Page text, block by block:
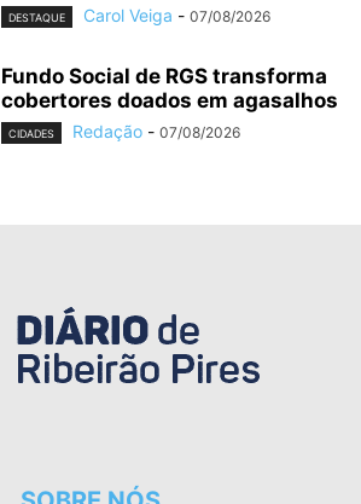
DESTAQUE Carol Veiga - 07/08/2026
Fundo Social de RGS transforma
cobertores doados em agasalhos
CIDADES Redação - 07/08/2026